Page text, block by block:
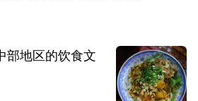
部地区的饮食文